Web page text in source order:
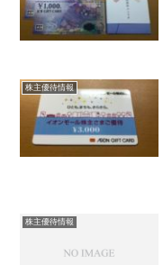
株主優待情報
株主優待情報